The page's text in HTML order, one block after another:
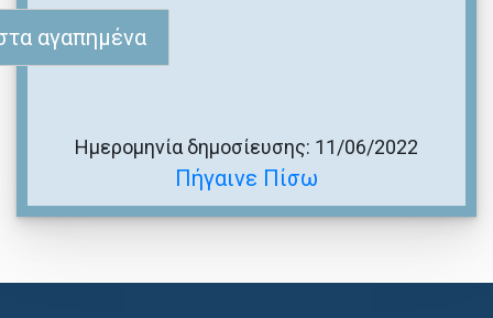
αγαπημένα
Πήγαινε Πίσω
Ημερομηνία δημοσίευσης: 11/06/2022